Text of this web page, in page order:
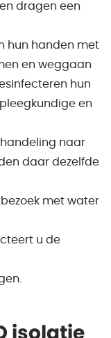
dragen een
hun handen met
en weggaan
hun
en
naar
daar dezelfde
met water
u de
isolatie